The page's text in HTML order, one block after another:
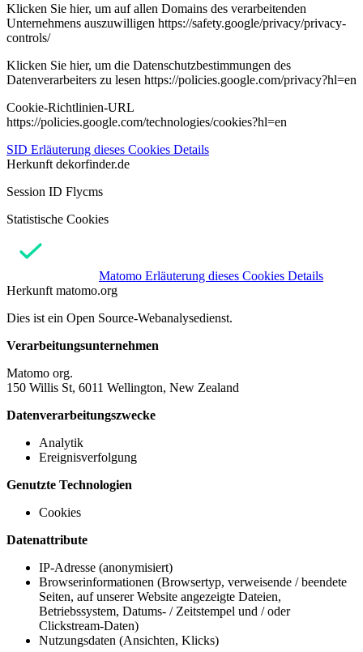
Klicken Sie hier, um auf allen Domains des verarbeitenden
Unternehmens auszuwilligen https://safety.google/privacy/privacy-
controls/
Klicken Sie hier, um die Datenschutzbestimmungen des
Datenverarbeiters zu lesen https://policies.google.com/privacy?hl=en
Cookie-Richtlinien-URL
https://policies.google.com/technologies/cookies?hl=en
SID Erläuterung dieses Cookies Details
Herkunft dekorfinder.de
Session ID Flycms
Statistische Cookies
Matomo Erläuterung dieses Cookies Details
Herkunft matomo.org
Dies ist ein Open Source-Webanalysedienst.
Verarbeitungsunternehmen
Matomo org.
150 Willis St, 6011 Wellington, New Zealand
Datenverarbeitungszwecke
Analytik
Ereignisverfolgung
Genutzte Technologien
Cookies
Datenattribute
IP-Adresse (anonymisiert)
Browserinformationen (Browsertyp, verweisende / beendete
Seiten, auf unserer Website angezeigte Dateien,
Betriebssystem, Datums- / Zeitstempel und / oder
Clickstream-Daten)
Nutzungsdaten (Ansichten, Klicks)